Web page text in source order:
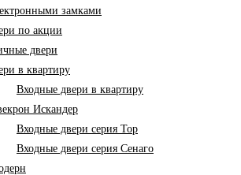
замками
по акции
двери
в квартиру
Входные двери в квартиру
Искандер
Входные двери серия Тор
Входные двери серия Сенаго